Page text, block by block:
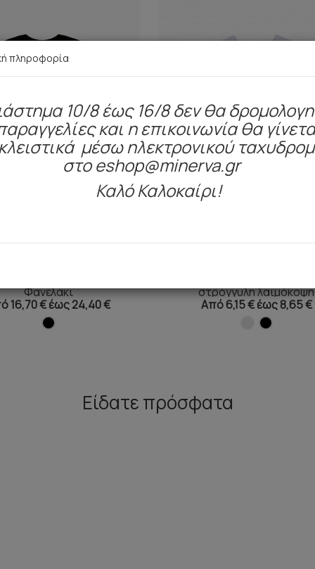
Φανελάκι
16,70 € έως 24,40 €
Παιδική Κοντομάνικη
στρόγγυλη λαιμόκοψη
Από 6,15 € έως 8,65 €
Είδατε πρόσφατα
πληροφορία
10/8 έως 16/8 δεν θα
και η επικοινωνία θα
μέσω ηλεκτρονικού
στο eshop@minerva.gr
Καλό Καλοκαίρι!